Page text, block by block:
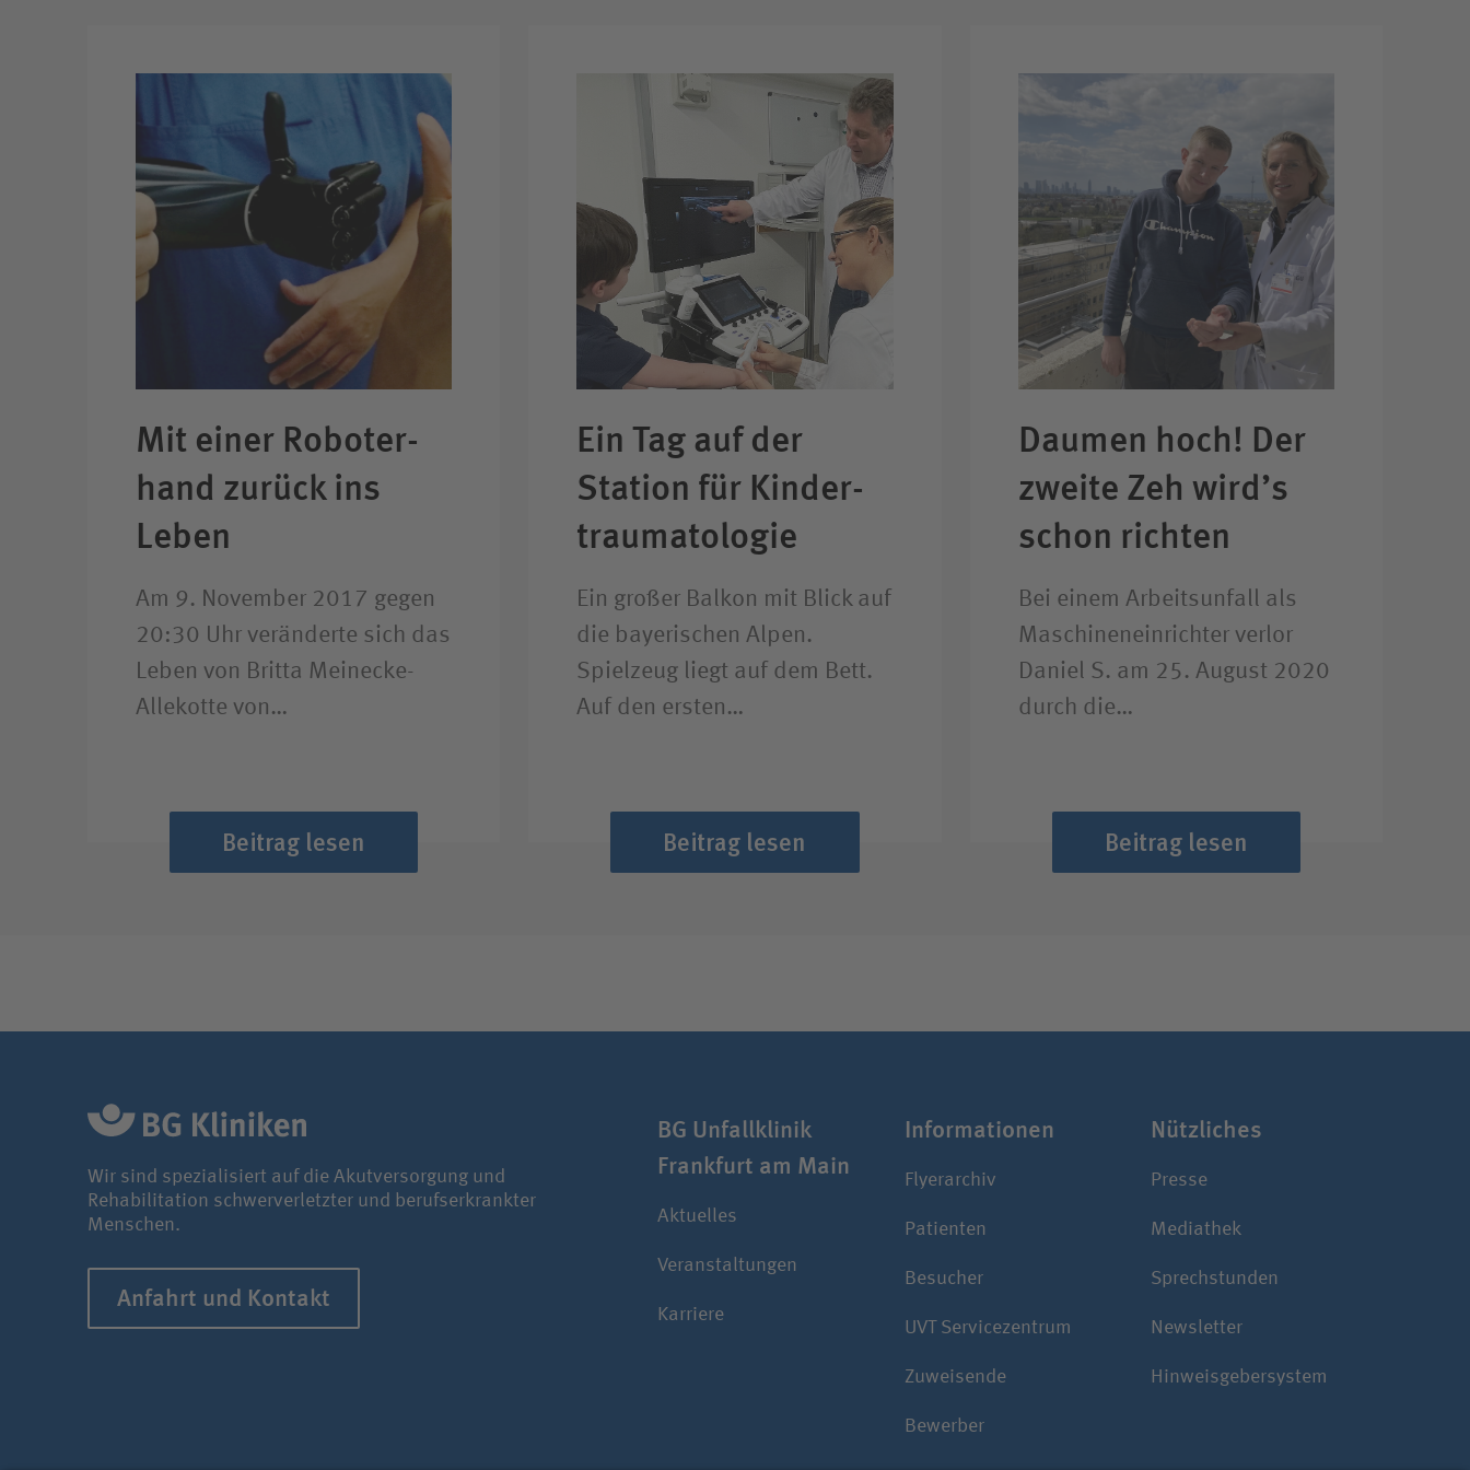
Mit einer Roboter­
hand zurück ins
Leben
Am 9. November 2017 gegen
20:30 Uhr veränderte sich das
Leben von Britta Meinecke-
Allekotte von…
Beitrag lesen
Ein Tag auf der
Station für Kinder­
trauma­tologie
Ein großer Balkon mit Blick auf
die bayerischen Alpen.
Spielzeug liegt auf dem Bett.
Auf den ersten…
Beitrag lesen
Daumen hoch! Der
zweite Zeh wird’s
schon richten
Bei einem Arbeitsunfall als
Maschineneinrichter verlor
Daniel S. am 25. August 2020
durch die…
Beitrag lesen
Wir sind spezialisiert auf die Akutversorgung und
Rehabilitation schwerverletzter und berufserkrankter
Menschen.
Anfahrt und Kontakt
BG Unfallklinik
Frankfurt am Main
Aktuelles
Veranstaltungen
Karriere
Infor­ma­tionen
Flyerarchiv
Patienten
Besucher
UVT Service­zentrum
Zuweisende
Bewerber
Nützliches
Presse
Mediathek
Sprechstunden
Newsletter
Hinweisgebersystem